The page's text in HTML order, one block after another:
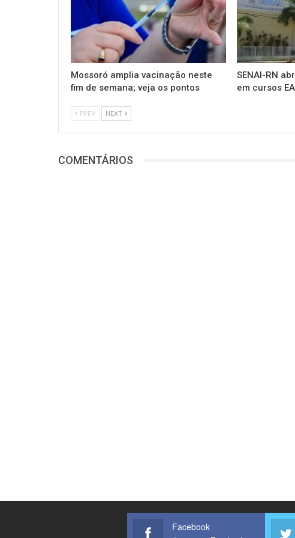
Mossoró amplia vacinação neste
fim de semana; veja os pontos
SENAI-RN
em cursos
PREV NEXT
COMENTÁRIOS
Facebook